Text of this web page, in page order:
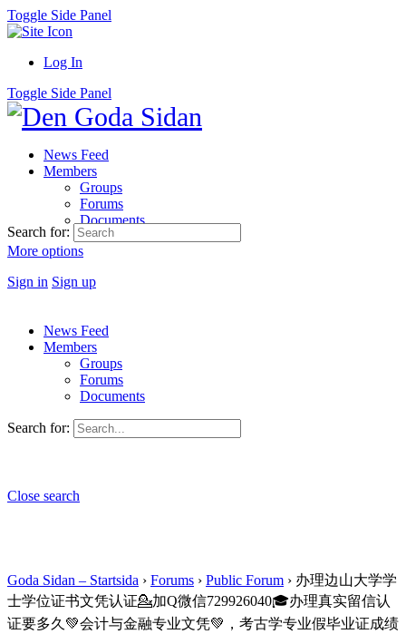
Toggle Side Panel
Log In
Toggle Side Panel
News Feed
Members
Groups
Forums
Documents
More options
Sign in Sign up
Search for:
News Feed
Members
Groups
Forums
Documents
Search for:
Close search
Goda Sidan – Startsida › Forums › Public Forum › 办理边山大学学
士学位证书文凭认证💁加Q微信729926040🎓办理真实留信认
证要多久💚会计与金融专业文凭💚，考古学专业假毕业证成绩